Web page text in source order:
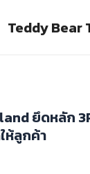
Teddy Bear
ยึดหลัก
ห้ลูกค้า
price